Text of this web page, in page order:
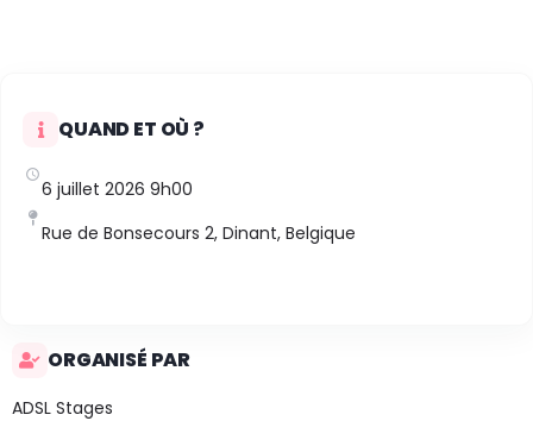
QUAND ET OÙ ?
6 juillet 2026 9h00
Rue de Bonsecours 2, Dinant, Belgique
ORGANISÉ PAR
ADSL Stages